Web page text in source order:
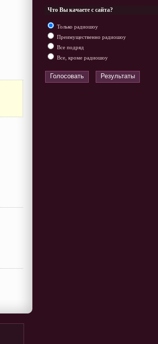
Что Вы качаете с сайта?
Только радиошоу
Преимущественно радиошоу
Все подряд
Все, кроме радиошоу
Голосовать Результаты